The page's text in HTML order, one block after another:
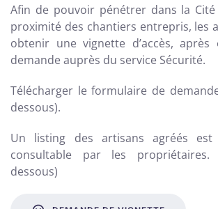
Afin de pouvoir pénétrer dans la
proximité des chantiers entrepris, les
obtenir une vignette d’accès,
demande auprès du service Sécurité.
Télécharger leformulaire de
dessous).
Un listing des artisans agréés
consultable par les propriétaires.
dessous)